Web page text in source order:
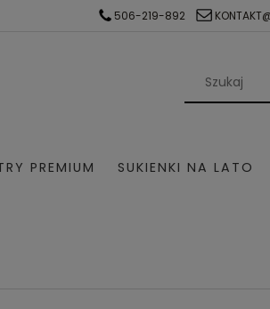
506-219-892
PREMIUM SUKIENKI NA LATO